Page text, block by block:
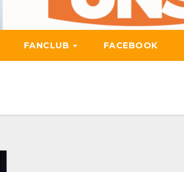
FANCLUB FACEBOOK